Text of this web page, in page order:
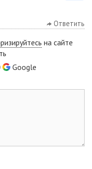
Ответить
на сайте
Google